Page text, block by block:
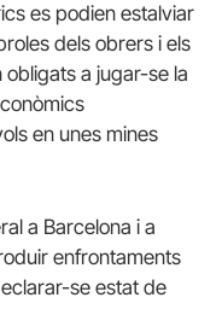
es podien estalviar
dels obrers i els
a jugar-se la
en unes mines
a Barcelona i a
enfrontaments
se estat de